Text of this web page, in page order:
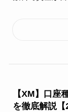
【XM】口座
を徹底解説【